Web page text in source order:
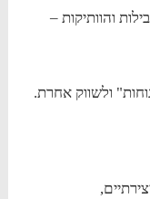
והוותיקות –
ולשווק אחרת.